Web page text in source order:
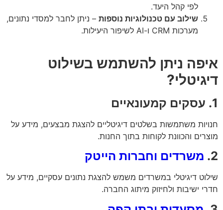
לפי קהל היעד.
שילוב עם טכנולוגיות נוספות– ניתן לחבר למסדי נתונים,
מערכות CRM ו-AI לשיפור היעילות.
ניתן להשתמש בשילוט
משתמשות בשלטים דיגיטליים להצגת מבצעים, מידע על
והכוונת לקוחות בתוך החנות.
משרדים וחברות הייטק
דיגיטלי במשרדים משמש להצגת נתונים עסקיים, מידע על
ישיבות ולחיזוק מיתוג החברה.